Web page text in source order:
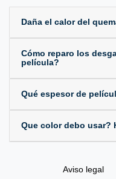
Daña el calor del
Cómo reparo los
película?
Qué espesor de
Que color debo usar?
Aviso legal